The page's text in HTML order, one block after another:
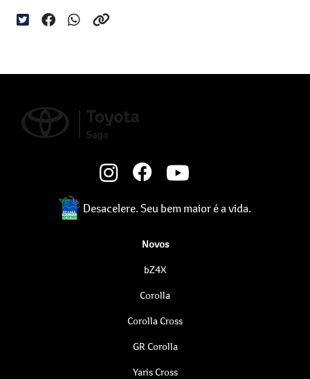
Desacelere. Seu bem maior é a vida.
Novos
bZ4X
Corolla
Corolla Cross
GR Corolla
Yaris Cross